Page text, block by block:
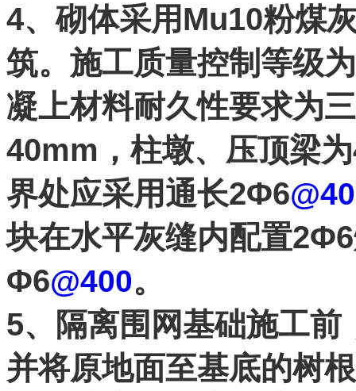
4、砌体采用Mu10粉煤
筑。施工质量控制等级
凝上材料耐久性要求为
40mm，柱墩、压顶梁
界处应采用通长2Φ6
块在水平灰缝内配置
Φ6@400。
5、隔离围网基础施工
并将原地面至基底的树